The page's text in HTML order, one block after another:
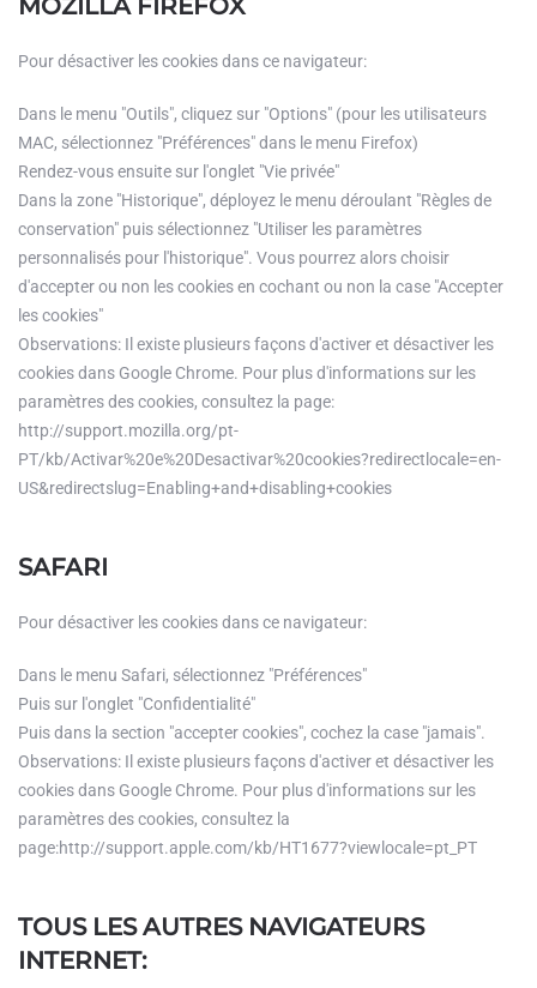
MOZILLA FIREFOX
Pour désactiver les cookies dans ce navigateur:
Dans le menu "Outils", cliquez sur "Options" (pour les utilisateurs
MAC, sélectionnez "Préférences" dans le menu Firefox)
Rendez-vous ensuite sur l'onglet "Vie privée"
Dans la zone "Historique", déployez le menu déroulant "Règles de
conservation" puis sélectionnez "Utiliser les paramètres
personnalisés pour l'historique". Vous pourrez alors choisir
d'accepter ou non les cookies en cochant ou non la case "Accepter
les cookies"
Observations: Il existe plusieurs façons d'activer et désactiver les
cookies dans Google Chrome. Pour plus d'informations sur les
paramètres des cookies, consultez la page:
http://support.mozilla.org/pt-
PT/kb/Activar%20e%20Desactivar%20cookies?redirectlocale=en-
US&redirectslug=Enabling+and+disabling+cookies
SAFARI
Pour désactiver les cookies dans ce navigateur:
Dans le menu Safari, sélectionnez "Préférences"
Puis sur l'onglet "Confidentialité"
Puis dans la section "accepter cookies", cochez la case "jamais".
Observations: Il existe plusieurs façons d'activer et désactiver les
cookies dans Google Chrome. Pour plus d'informations sur les
paramètres des cookies, consultez la
page:http://support.apple.com/kb/HT1677?viewlocale=pt_PT
TOUS LES AUTRES NAVIGATEURS
INTERNET: